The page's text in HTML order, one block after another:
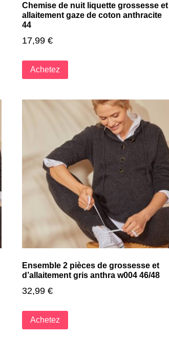
Chemise de nuit liquette grossesse et
allaitement gaze de coton anthracite
44
17,99 €
Achetez
Ensemble 2 pièces de grossesse et
d’allaitement gris anthra w004 46/48
32,99 €
Achetez